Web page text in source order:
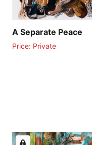
A Separate Peace
Price: Private